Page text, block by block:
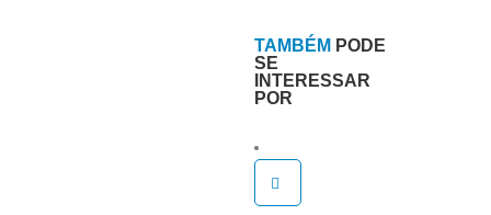
TAMBÉM PODE
SE
INTERESSAR
POR